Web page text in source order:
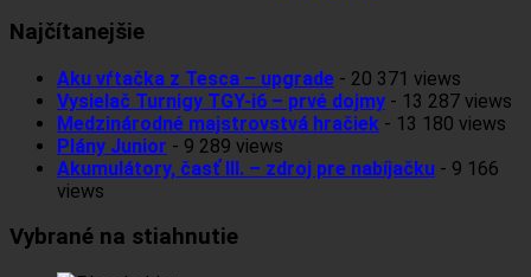
Najčítanejšie
Aku vŕtačka z Tesca – upgrade - 20 371 views
Vysielač Turnigy TGY-i6 – prvé dojmy - 13 287 views
Medzinárodné majstrovstvá hračiek - 13 180 views
Plány Junior - 9 289 views
Akumulátory, časť III. – zdroj pre nabíjačku - 9 166
views
Vybrané na stiahnutie